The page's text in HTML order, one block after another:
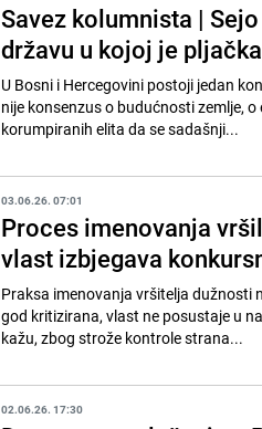
Savez kolumnista |
državu u kojoj je
U Bosni i Hercegovini postoji jedan
nije konsenzus o budućnosti zemlje,
korumpiranih elita da se sadašnji...
03.06.26. 07:01
Proces imenovanja
vlast izbjegava
Praksa imenovanja vršitelja dužnosti
god kritizirana, vlast ne posustaje u
kažu, zbog strože kontrole strana...
02.06.26. 17:30